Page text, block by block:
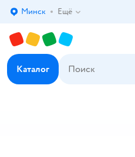
Выбор адреса доставки.
Минск Ещё
Каталог